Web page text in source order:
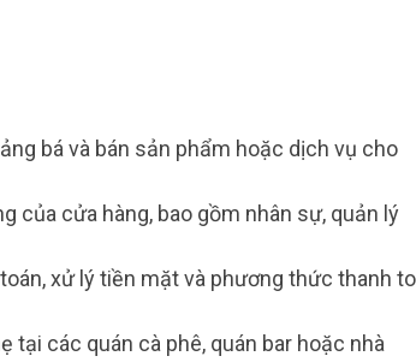
bá và bán sản phẩm hoặc dịch vụ cho
của cửa hàng, bao gồm nhân sự, quản lý
xử lý tiền mặt và phương thức thanh
tại các quán cà phê, quán bar hoặc nhà